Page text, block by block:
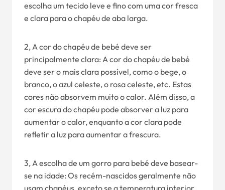
escolha um tecido leve e fino com uma cor fresca
e clara para o chapéu de aba larga.
2, A cor do chapéu de bebé deve ser
principalmente clara: A cor do chapéu de bebé
deve ser o mais clara possível, como o bege, o
branco, o azul celeste, o rosa celeste, etc. Estas
cores não absorvem muito o calor. Além disso, a
cor escura do chapéu pode absorver a luz para
aumentar o calor, enquanto a cor clara pode
refletir a luz para aumentar a frescura.
3, A escolha de um gorro para bebé deve basear-
se na idade: Os recém-nascidos geralmente não
usam chapéus, exceto se a temperatura interior